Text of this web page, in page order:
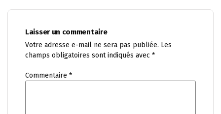
Laisser un commentaire
Votre adresse e-mail ne sera pas publiée. Les
champs obligatoires sont indiqués avec *
Commentaire *